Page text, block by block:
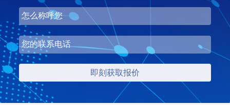
湖北省梦皓矿业时产2000吨砂石骨料生产线
项目坐标
湖北省荆州市
设计产能
时产2000吨
项目业主
梦皓矿业
生产原料
石灰岩